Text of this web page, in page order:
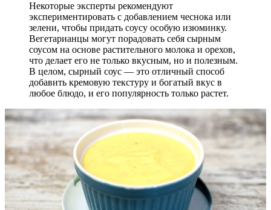
Некоторые эксперты рекомендуют
экспериментировать с добавлением чеснока или
зелени, чтобы придать соусу особую изюминку.
Вегетарианцы могут порадовать себя сырным
соусом на основе растительного молока и орехов,
что делает его не только вкусным, но и полезным.
В целом, сырный соус — это отличный способ
добавить кремовую текстуру и богатый вкус в
любое блюдо, и его популярность только растет.